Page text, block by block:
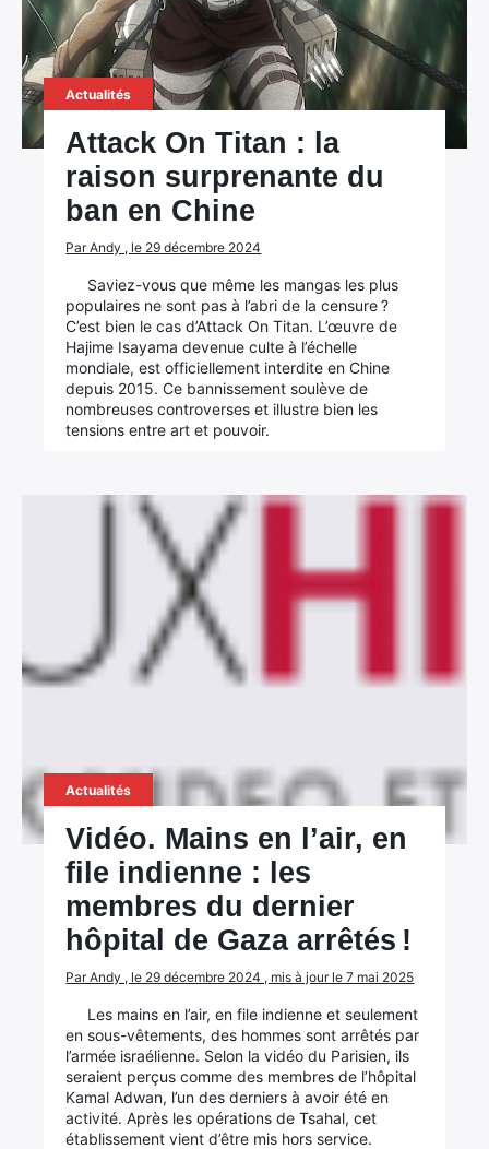
Actualités
Attack On Titan : la
raison surprenante du
ban en Chine
Par Andy , le 29 décembre 2024
Saviez-vous que même les mangas les plus
populaires ne sont pas à l’abri de la censure ?
C’est bien le cas d’Attack On Titan. L’œuvre de
Hajime Isayama devenue culte à l’échelle
mondiale, est officiellement interdite en Chine
depuis 2015. Ce bannissement soulève de
nombreuses controverses et illustre bien les
tensions entre art et pouvoir.
Actualités
Vidéo. Mains en l’air, en
file indienne : les
membres du dernier
hôpital de Gaza arrêtés !
Par Andy , le 29 décembre 2024 , mis à jour le 7 mai 2025
Les mains en l’air, en file indienne et seulement
en sous-vêtements, des hommes sont arrêtés par
l’armée israélienne. Selon la vidéo du Parisien, ils
seraient perçus comme des membres de l’hôpital
Kamal Adwan, l’un des derniers à avoir été en
activité. Après les opérations de Tsahal, cet
établissement vient d’être mis hors service.